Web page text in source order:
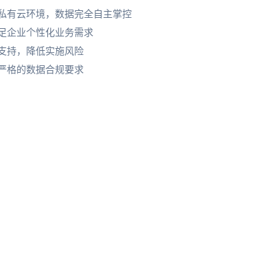
有云环境，数据完全自主掌控
企业个性化业务需求
持，降低实施风险
格的数据合规要求